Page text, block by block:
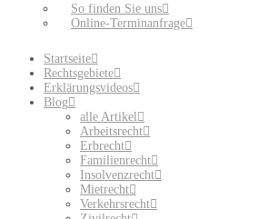
So finden Sie uns
Online-Terminanfrage
Startseite
Rechtsgebiete
Erklärungsvideos
Blog
alle Artikel
Arbeitsrecht
Erbrecht
Familienrecht
Insolvenzrecht
Mietrecht
Verkehrsrecht